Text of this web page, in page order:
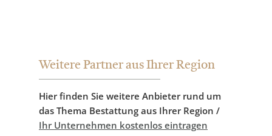
Weitere Partner aus Ihrer Region
Hier finden Sie weitere Anbieter rund um
das Thema Bestattung aus Ihrer Region /
Ihr Unternehmen kostenlos eintragen